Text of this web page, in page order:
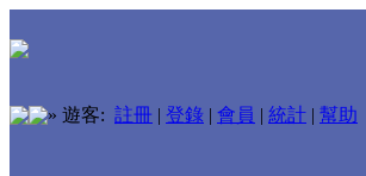
» 遊客: 註冊 | 登錄 | 會員 | 統計 | 幫助